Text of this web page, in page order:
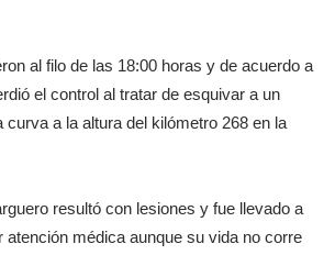
al filo de las 18:00 horas y de acuerdo a
el control al tratar de esquivar a un
curva a la altura del kilómetro 268 en la
resultó con lesiones y fue llevado a
atención médica aunque su vida no corre